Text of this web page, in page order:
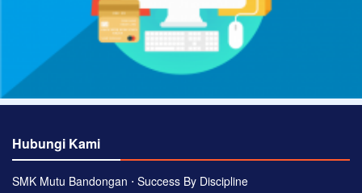
Hubungi Kami
SMK Mutu Bandongan ⋅ Success By Discipline